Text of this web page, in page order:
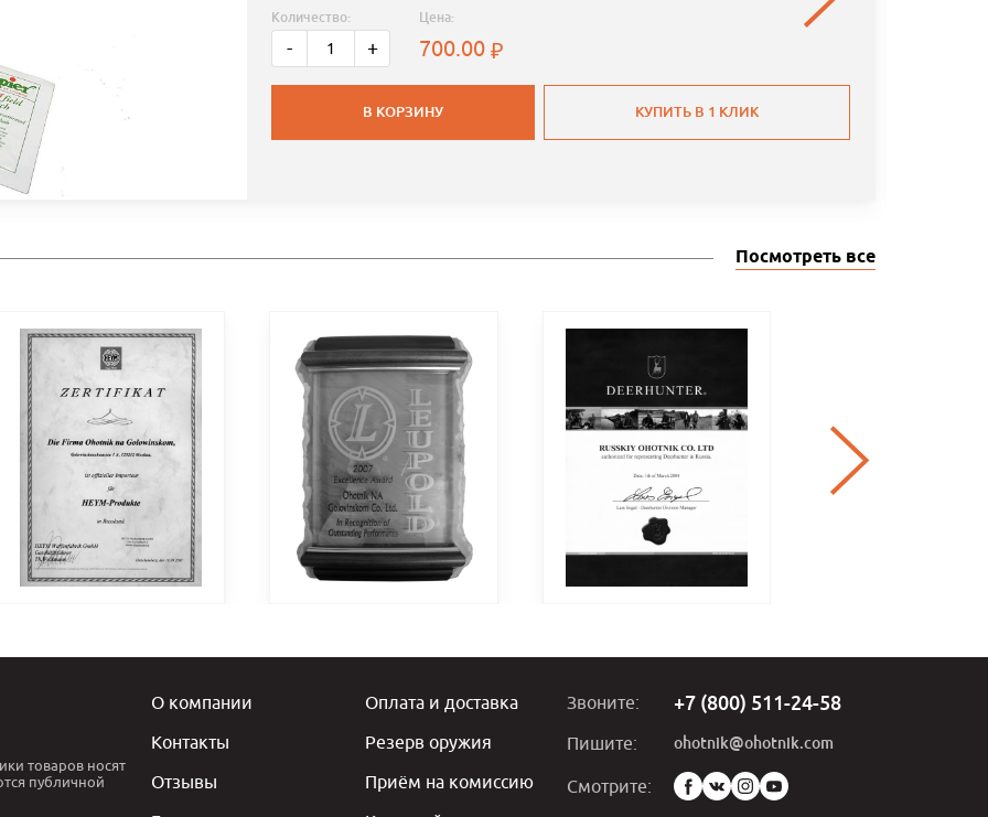
Количество:
- +
Цена:
700.00
В КОРЗИНУ КУПИТЬ В 1 КЛИК
Посмотреть все
товаров носят
публичной
О компании
Контакты
Отзывы
Оплата и доставка
Резерв оружия
Приём на комиссию
Звоните: +7 (800) 511-24-58
Пишите: ohotnik@ohotnik.com
Смотрите:
Мы
в